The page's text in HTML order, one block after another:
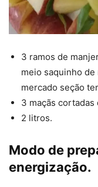
3 ramos de
meio saquinho
mercado seção
3 maçãs cortadas
2 litros.
Modo de
energização.